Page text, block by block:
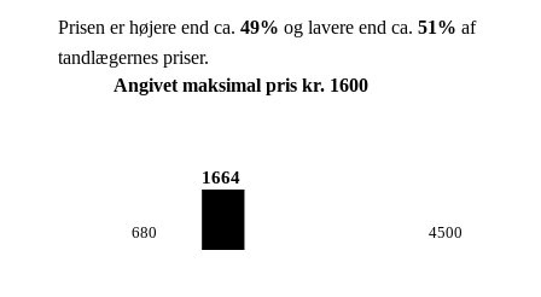
Prisen er højere end ca. 49% og lavere end ca. 51% af
tandlægernes priser.
Angivet maksimal pris kr. 1600
680
1664
4500